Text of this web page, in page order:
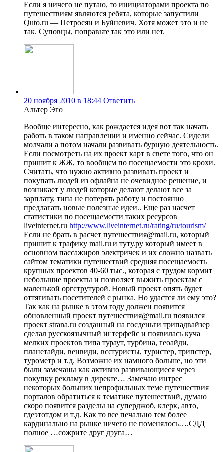
Если я ничего не путаю, то инициаторами проекта по
путешествиям являются ребята, которые запустили
Quto.ru — Петросян и Буйневич. Хотя может это и не
так. Суповцы, поправьте так это или нет.
20 ноября 2010 в 18:44 Ответить
Альтер Эго
Вообще интересно, как рождается идея вот так начать
работь в таком направлении и именно сейчас. Сидели
молчали а потом начали развивать бурную деятельность.
Если посмотреть на их проект карт в свете того, что он
пришит к ЖЖ, то вообщем по посещаемости это крохи.
Считать, что нужно активно развивать проект и
покупать людей из офлайна не очевидное решение, и
возникает у людей которые делают делают все за
зарплату, типа не потерять работу и постоянно
предлагать новые полезные идеи.. Еще раз насчет
статистики по посещаемости таких ресурсов
liveinternet.ru http://www.liveinternet.ru/rating/ru/tourism/
Если не брать в расчет путешествия@mail.ru, который
пришит к трафику mail.ru и туту.ру который имеет в
основном пассажиров электричек и их сложно назвать
сайтом тематики путешествий средняя посещаемость
крупных проектов 40-60 тыс., которая с трудом кормит
небольшие проекты и позволяет выжить проектам с
маленькой оргструтурой. Новый проект опять будет
оттягивать посетителей с рынка. Но удастся ли ему это?
Так как на рынке в этом году должен появится
обновленный проект путешествия@mail.ru появился
проект strana.ru созданный на госденьги трипадвайзер
сделал русскоязычный интерфейс и появилась куча
мелких проектов типа тураут, турбина, геоайди,
планетайди, венвиди, всетуристы, туристер, трипстер,
турометр и т.д. Возможно их намного больше, но эти
были замечаны как активно развивающиеся через
покупку рекламу в директе… Замечаю интрес
некоторых больших непрофильных теме путешествия
порталов обратиться к тематике путешествий, думаю
скоро появится разделы на суперджоб, клерк, авто,
гдеэтотдом и т.д. Как то все печально тем более
кардинально на рынке ничего не поменялось….СДД
полное …сожрите друг друга…